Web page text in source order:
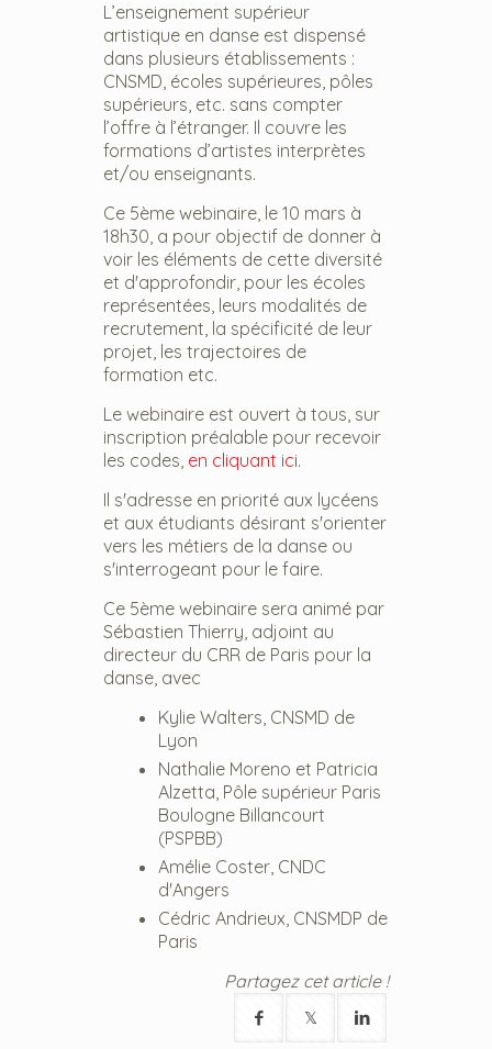
L’enseignement supérieur
artistique en danse est dispensé
dans plusieurs établissements :
CNSMD, écoles supérieures, pôles
supérieurs, etc. sans compter
l’offre à l’étranger. Il couvre les
formations d’artistes interprètes
et/ou enseignants.
Ce 5ème webinaire, le 10 mars à
18h30, a pour objectif de donner à
voir les éléments de cette diversité
et d'approfondir, pour les écoles
représentées, leurs modalités de
recrutement, la spécificité de leur
projet, les trajectoires de
formation etc.
Le webinaire est ouvert à tous, sur
inscription préalable pour recevoir
les codes, en cliquant ici.
Il s'adresse en priorité aux lycéens
et aux étudiants désirant s'orienter
vers les métiers de la danse ou
s'interrogeant pour le faire.
Ce 5ème webinaire sera animé par
Sébastien Thierry, adjoint au
directeur du CRR de Paris pour la
danse, avec
Kylie Walters, CNSMD de
Lyon
Nathalie Moreno et Patricia
Alzetta, Pôle supérieur Paris
Boulogne Billancourt
(PSPBB)
Amélie Coster, CNDC
d'Angers
Cédric Andrieux, CNSMDP de
Paris
Partagez cet article !